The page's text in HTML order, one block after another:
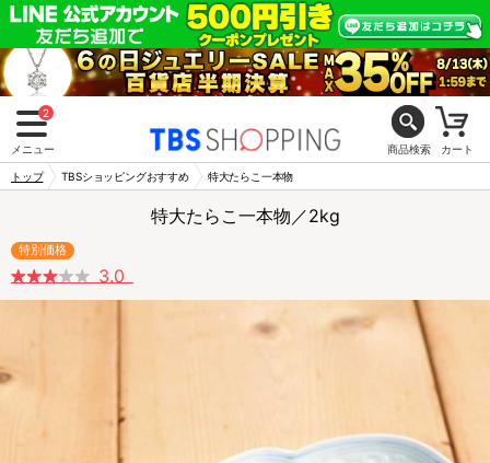
2
メニュー 商品検索 カート
トップ TBSショッピングおすすめ 特大たらこ一本物
特大たらこ一本物／2kg
特別価格
3.0